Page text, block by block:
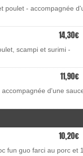
poulet - accompagnée
14,30€
scampi et surimi -
11,90€
d'une
10,20€
fun guo farci au porc et